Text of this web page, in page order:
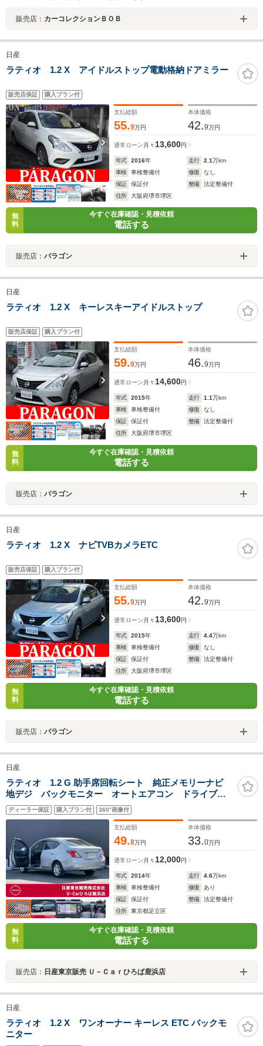
販売店： カーコレクションＢＯＢ
日産
ラティオ 1.2 X アイドルストップ電動格納ドアミラー
販売店保証 購入プラン付
支払総額
55.9万円
本体価格
42.9万円
通常ローン 月々 13,600円
年式 2016年 走行 2.1万km
車検
車検整備付 修復
なし
保証
保証付 整備
法定整備付
住所
大阪府堺市堺区
無
料
今すぐ在庫確認・見積依頼
電話する
販売店： パラゴン
日産
ラティオ 1.2 X キーレスキーアイドルストップ
販売店保証 購入プラン付
支払総額
59.9万円
本体価格
46.9万円
通常ローン 月々14,600円
年式 2015年 走行 1.1万km
車検
車検整備付 修復
なし
保証
保証付 整備
法定整備付
住所
大阪府堺市堺区
無
料
今すぐ在庫確認・見積依頼
電話する
販売店： パラゴン
日産
ラティオ 1.2 X ナビTVBカメラETC
販売店保証 購入プラン付
支払総額
55.9万円
本体価格
42.9万円
通常ローン 月々13,600円
年式 2015年 走行 4.4万km
車検
車検整備付 修復
なし
保証
保証付 整備
法定整備付
住所
大阪府堺市堺区
無
料
今すぐ在庫確認・見積依頼
電話する
販売店： パラゴン
日産
ラティオ 1.2 G 助手席回転シート 純正メモリーナビ
地デジ バックモニター オートエアコン ドライブレ
コーダー Wエアバック インテリキー パワーウィン
ドゥ プラスチックバイザー 助手席回転シート
ディーラー保証 購入プラン付 360°画像付
支払総額
49.8万円
本体価格
33.0万円
通常ローン 月々12,000円
年式 2014年 走行 4.6万km
車検
車検整備付 修復
あり
保証
保証付 整備
法定整備付
住所
東京都足立区
無
料
今すぐ在庫確認・見積依頼
電話する
販売店： 日産東京販売 Ｕ－Ｃａｒひろば鹿浜店
日産
ラティオ 1.2 X ワンオーナー キーレス ETC バックモ
ニター